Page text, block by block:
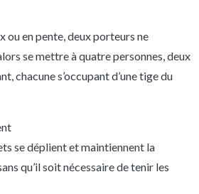
ou en pente, deux porteurs ne
se mettre à quatre personnes, deux
chacune s’occupant d’une tige du
se déplient et maintiennent la
qu’il soit nécessaire de tenir les